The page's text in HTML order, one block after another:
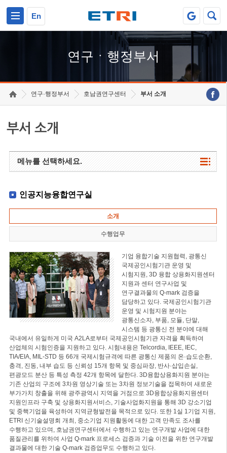
En
연구ㆍ행정부서
연구·행정부서 호남권연구센터 부서 소개
부서 소개
메뉴를 선택하세요.
인공지능융합연구실
소개
수행업무
기업 융합기술 지원협력, 광통신
국제공인시험기관 운영 및
시험지원, 3D 융합 상용화지원센터
지원과 센터 연구사업 및
연구결과물의 Q-mark 검증을
담당하고 있다. 국제공인시험기관
운영 및 시험지원 분야는
광통신소자, 부품, 모듈, 단말,
시스템 등 광통신 전 분야에 대해
국내에서 유일하게 미국 A2LA로부터 국제공인시험기관 자격을 획득하여
산업체의 시험인증을 지원하고 있다. 시험내용은 Telcordia, IEEE, IEC,
TIA/EIA, MIL-STD 등 66개 국제시험규격에 따른 광통신 제품의 온·습도순환,
충격, 진동, 내부 습도 등 신뢰성 15개 항목 및 중심파장, 반사·삽입손실,
편광모드 분산 등 특성 측정 42개 항목에 달한다. 3D융합상용화지원 분야는
기존 산업의 구조에 3차원 영상기술 또는 3차원 정보기술을 접목하여 새로운
부가가치 창출을 위해 광주광역시 지역을 거점으로 3D융합상용화지원센터
지원인프라 구축 및 상용화지원서비스, 기술사업화지원을 통해 3D 강소기업
및 중핵기업을 육성하여 지역균형발전을 목적으로 있다. 또한 1실 1기업 지원,
ETRI 신기술설명회 개최, 중소기업 지원활동에 대한 고객 만족도 조사를
수행하고 있으며, 호남권연구센터에서 수행하고 있는 연구개발 사업에 대한
품질관리를 위하여 사업 Q-mark 프로세스 검증과 기술 이전을 위한 연구개발
결과물에 대한 기술 Q-mark 검증업무도 수행하고 있다.